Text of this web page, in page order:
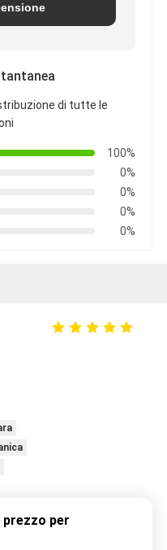
di tutte le
100%
0%
0%
0%
0%
per